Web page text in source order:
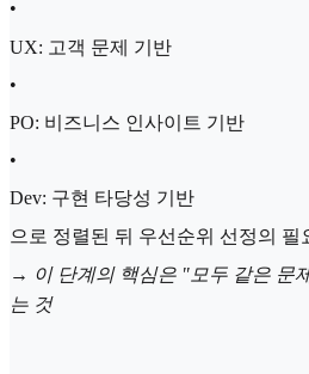
•
UX: 고객 문제 기반
•
PO: 비즈니스 인사이트 기반
•
Dev: 구현 타당성 기반
으로 정렬된 뒤 우선순위 선정의 필
→ 이 단계의 핵심은 "모두 같은 문
는 것